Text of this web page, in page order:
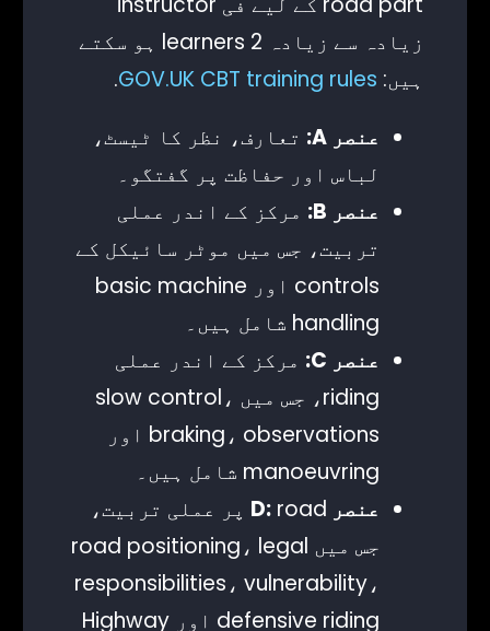
زیادہ سے زیادہ 2 learners ہو سکتے
ہیں: GOV.UK CBT training rules
.
عنصر A:
تعارف، نظر کا ٹیسٹ،
لباس اور حفاظت پر گفتگو۔
عنصر B:
مرکز کے اندر عملی
تربیت، جس میں موٹر سائیکل کے
controls اور basic machine
handling شامل ہیں۔
عنصر C:
مرکز کے اندر عملی
riding، جس میں slow control،
braking، observations اور
manoeuvring شامل ہیں۔
عنصر D:
road پر عملی تربیت،
جس میں road positioning، legal
responsibilities، vulnerability،
defensive riding اور Highway